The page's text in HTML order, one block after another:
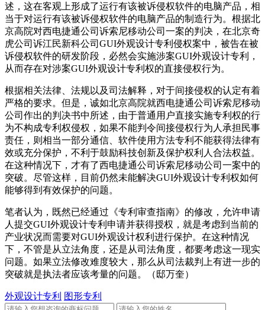
述，这在客观上形成了运行有该被诉侵权软件的电脑产品，相
当于对运行有该被诉侵权软件的电脑产品的制造行为。根据北
京高院对西电捷通公司诉索尼移动公司一案的判决，在北京奇
虎公司诉江民新科公司GUI外观设计专利侵权案中，被告在被
诉侵权软件的研发阶段，必然会实施涉案GUI外观设计专利，
从而存在对涉案GUI外观设计专利权的直接侵权行为。
根据相关法律、法规以及司法解释，对于间接侵权的认定有着
严格的要求。但是，诚如北京高院就西电捷通公司诉索尼移动
公司作出的判决书中所述，由于普通用户直接实施专利权的行
为不构成专利权侵权，如果不能判令间接侵权行为人承担民事
责任，则相当一部分通信、软件使用方法专利不能获得法律有
效或充分保护，不利于鼓励科技创新及保护权利人合法权益。
在这种情况下，才有了西电捷通公司诉索尼移动公司一案中的
突破。尽管这样，目前仍然未能解决GUI外观设计专利权如何
能够得到有效保护的问题。
笔者认为，既然已经通过《专利审查指南》的修改，允许申请
人提交GUI外观设计专利申请并获得授权，就是考虑到当前的
产业状况而需要对GUI外观设计权利进行保护。在这种情况
下，不管是从立法角度，还是从司法角度，都要考虑这一现实
问题。如果立法修改难度较大，那么从司法裁判上有进一步的
突破就是执法者应该考量的问题。（邸万奎）
外观设计专利 图形专利